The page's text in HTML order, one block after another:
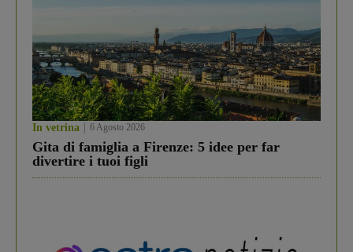
In vetrina 6 Agosto 2026
Gita di famiglia a Firenze: 5 idee per far
divertire i tuoi figli